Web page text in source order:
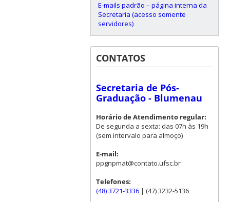
E-mails padrão – página interna da
Secretaria (acesso somente
servidores)
CONTATOS
Secretaria de Pós-
Graduação - Blumenau
Horário de Atendimento regular:
De segunda a sexta: das 07h às 19h
(sem intervalo para almoço)
E-mail:
ppgnpmat@contato.ufsc.br
Telefones:
(48) 3721-3336| (47) 3232-5136